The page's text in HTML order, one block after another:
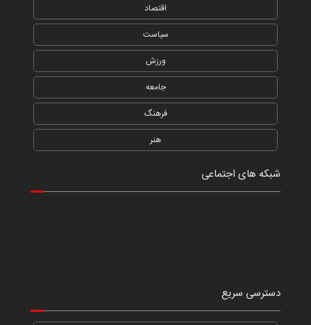
اقتصاد
سیاست
ورزش
جامعه
فرهنگ
هنر
شبکه های اجتماعی
دسترسی سریع